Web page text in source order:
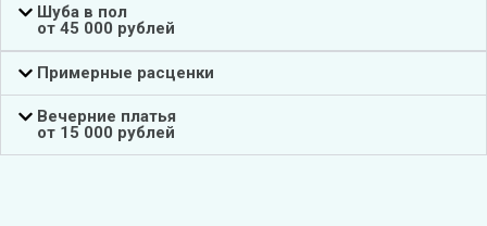
Шуба в пол
от 45 000 рублей
Примерные расценки
Вечерние платья
от 15 000 рублей